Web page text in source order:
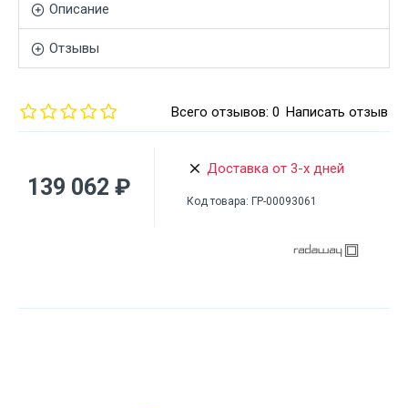
Описание
Отзывы
Всего отзывов: 0 Написать отзыв
139 062 ₽
Доставка от 3-х дней
Код товара: ГР-00093061